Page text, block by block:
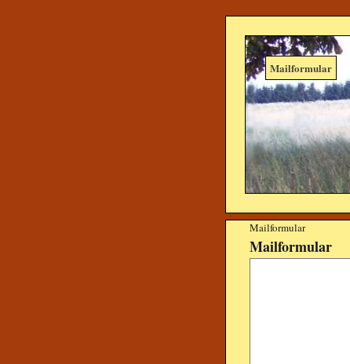
Mailformular
Mailformular
Mailformular